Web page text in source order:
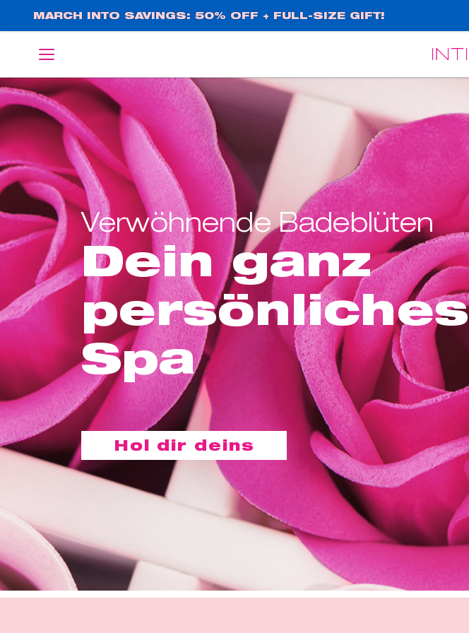
MARCH INTO SAVINGS: 50% OFF + FULL-SIZE GIFT!
English
Dein ganz
persönliches
Spa
Verwöhnende Badeblüten
Hol dir deins